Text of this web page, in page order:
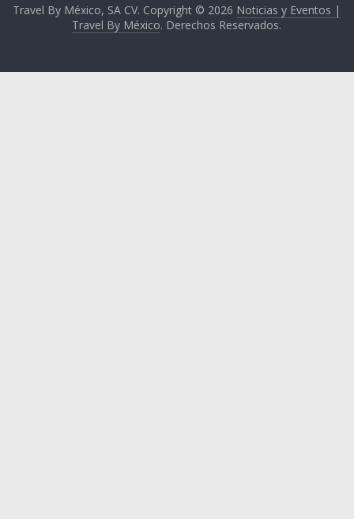
Travel By México, SA CV. Copyright © 2026 Noticias y Eventos |
Travel By México. Derechos Reservados.